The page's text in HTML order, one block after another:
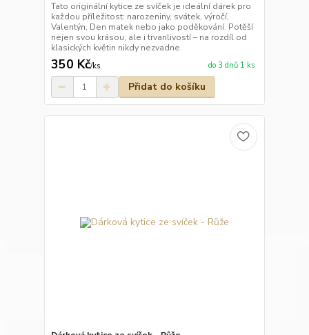
Tato originální kytice ze svíček je ideální dárek pro
každou příležitost: narozeniny, svátek, výročí,
Valentýn, Den matek nebo jako poděkování. Potěší
nejen svou krásou, ale i trvanlivostí – na rozdíl od
klasických květin nikdy nezvadne.
350 Kč/ks do 3 dnů 1 ks
Přidat do košíku